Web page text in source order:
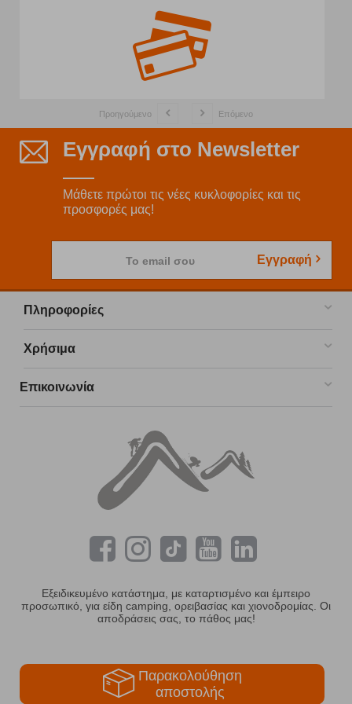
Προηγούμενο Επόμενο
Εγγραφή στο Newsletter
Μάθετε πρώτοι τις νέες κυκλοφορίες και τις
προσφορές μας!
Το email σου Εγγραφή
Πληροφορίες
Χρήσιμα
Επικοινωνία
Εξειδικευμένο κατάστημα, με καταρτισμένο και έμπειρο
προσωπικό, για είδη camping, ορειβασίας και χιονοδρομίας. Οι
αποδράσεις σας, το πάθος μας!
Παρακολούθηση
αποστολής